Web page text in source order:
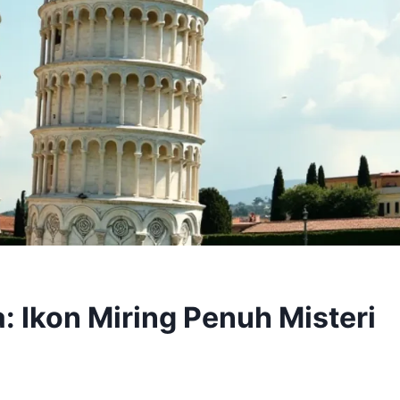
Ikon Miring Penuh Misteri